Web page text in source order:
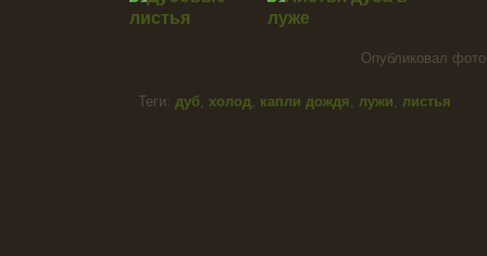
Опубликовал
Теги: дуб, холод, капли дождя, лужи, листья